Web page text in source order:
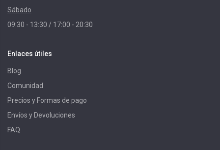
Sábado
09:30 - 13:30 / 17:00 - 20:30
Enlaces útiles
Blog
Comunidad
Precios y Formas de pago
Envíos y Devoluciones
FAQ